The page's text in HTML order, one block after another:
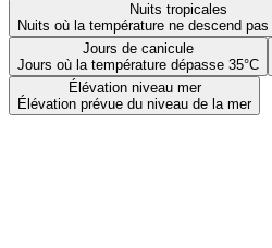
Nuits tropicales
Nuits où la température ne descend pas
Jours de canicule
Jours où la température dépasse 35°C
Élévation niveau mer
Élévation prévue du niveau de la mer